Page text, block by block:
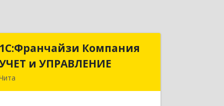
1С:Франчайзи Компания
и УПРАВЛЕНИЕ
1С:Франчайзи Компания
УЧЕТ и УПРАВЛЕНИЕ